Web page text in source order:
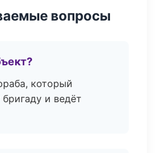
вопросы
который
и ведёт